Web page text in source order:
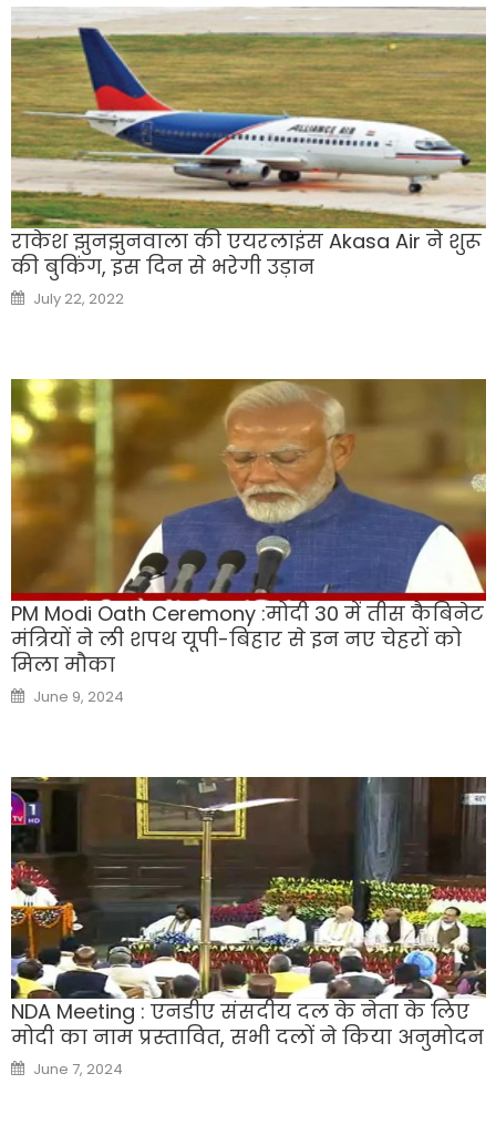
राकेश झुनझुनवाला की एयरलाइंस Akasa Air ने शुरू
की बुकिंग, इस दिन से भरेगी उड़ान
Posted
on
July 22, 2022
PM Modi Oath Ceremony :मोदी 30 में तीस कैबिनेट
मंत्रियों ने ली शपथ यूपी-बिहार से इन नए चेहरों को
मिला मौका
Posted
on
June 9, 2024
NDA Meeting : एनडीए संसदीय दल के नेता के लिए
मोदी का नाम प्रस्‍तावित, सभी दलों ने किया अनुमोदन
Posted
on
June 7, 2024